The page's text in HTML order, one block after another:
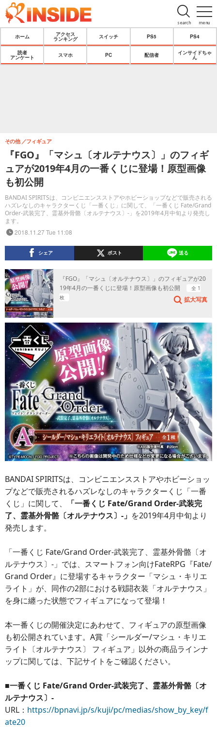
menu
search
ホーム
アクセス
ランキング
スイッチ PS5 PS4
読者
アンケート
スマホ PC 配信者
インサイドちゃ
ん
『FGO』「マシュ〔オルテナウス〕」のフィギ
ュアが2019年4月の一番くじに登場！原型画像
も初公開
BANDAI SPIRITSは、コンビニエンスストアやホビーショップなどで販売される
ハズレなしのキャラクターくじ「一番くじ」に関して、「一番くじ Fate/Grand
Order-武装完了、霊基外骨骼〔オルテナウス〕-」を2019年4月中旬より発売し
ます。
その他 フィギュア
2018.11.27 Tue 11:08
シェア ポスト 送る
『FGO』「マシュ〔オルテナウス〕」のフィギュアが20
19年4月の一番くじに登場！原型画像も初公開
全 1
枚
拡大写真
BANDAI SPIRITSは、コンビニエンスストアやホビーショッ
プなどで販売されるハズレなしのキャラクターくじ「一番
くじ」に関して、
「一番くじ Fate/Grand Order-武装完
了、霊基外骨骼〔オルテナウス〕-」 を2019年4月中旬より
発売します。
「一番くじ Fate/Grand Order-武装完了、霊基外骨骼〔オ
ルテナウス〕-」では、スマートフォン向けFateRPG『Fate/
Grand Order』に登場するキャラクター「マシュ・キリエ
ライト」が、同作の2部における戦闘衣装「オルテナウス」
を身に纏った状態でフィギュアになって登場！
本一番くじの開催決定にあわせて、フィギュアの原型画像
も初公開されています。A賞「シールダー/マシュ・キリエ
ライト〔オルテナウス〕 フィギュア」以外の商品ラインナ
ップに関しては、下記サイトをご確認ください。
■一番くじ Fate/Grand Order-武装完了、霊基外骨骼〔オ
ルテナウス〕-
URL： https://bpnavi.jp/s/kuji/pc/medias/show_by_key/f
ate20